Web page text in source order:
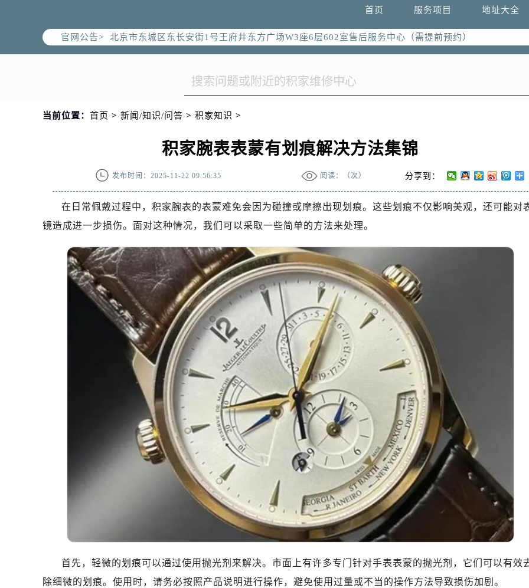
首页 服务项目 地址大全
官网公告>
北京市朝阳区建国门外大街甲6号华熙国际中心写字楼D座11层1102室（需提前预约）
北京市东城区东长安街1号王府井东方广场W3座6层602室售后服务中心（需提前预约）
节假日正常营业！
当前位置： 首页 > 新闻/知识/问答 > 积家知识 >
积家腕表表蒙有划痕解决方法集锦
发布时间：2025-11-22 09:56:35 阅读：（次） 分享到：
在日常佩戴过程中，积家腕表的表蒙难免会因为碰撞或摩擦出现划痕。这些划痕不仅影响美观，还可能对
镜造成进一步损伤。面对这种情况，我们可以采取一些简单的方法来处理。
首先，轻微的划痕可以通过使用抛光剂来解决。市面上有许多专门针对手表表蒙的抛光剂，它们可以有效
除细微的划痕。使用时，请务必按照产品说明进行操作，避免使用过量或不当的操作方法导致损伤加剧。